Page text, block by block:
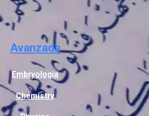
Avanzada
Embryologia
Chemistry